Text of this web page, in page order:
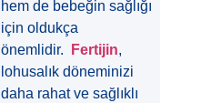
hem de bebeğin sağlığı
için oldukça
önemlidir.
Fertijin,
lohusalık döneminizi
daha rahat ve sağlıklı